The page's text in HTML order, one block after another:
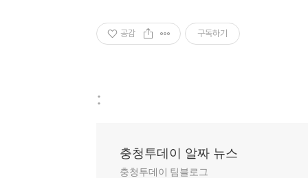
공감 구독하기
:
충청투데이 알짜 뉴스
충청투데이 팀블로그